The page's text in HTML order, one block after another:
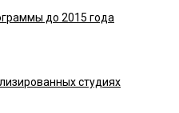
до 2015 года
студиях